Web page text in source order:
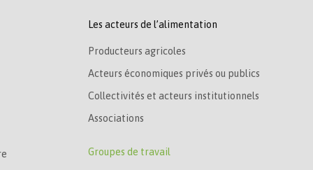
Les acteurs de l’alimentation
Producteurs agricoles
Acteurs économiques privés ou publics
Collectivités et acteurs institutionnels
Associations
Groupes de travail